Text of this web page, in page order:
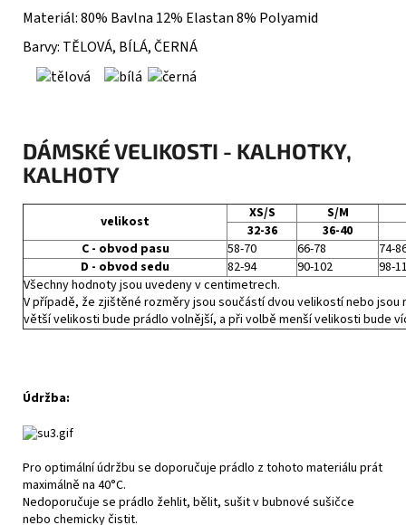
Materiál:80% Bavlna 12% Elastan 8% Polyamid
Barvy: TĚLOVÁ, BÍLÁ, ČERNÁ
DÁMSKÉ VELIKOSTI - KALHOTKY,
KALHOTY
velikost XS/S
S/M
32-36
36-40
C - obvod pasu
58-70 66-78
74-
D - obvod sedu
82-94 90-102
98-
Všechny hodnoty jsou uvedeny v centimetrech.
V případě, že zjištěné rozměry jsou součástí dvou velikostí nebo
větší velikosti bude prádlo volnější, a při volbě menší velikosti bude
Údržba:
Pro optimální údržbu se doporučuje prádlo z tohoto materiálu prát
maximálně na 40°C.
Nedoporučuje se prádlo žehlit, bělit, sušit v bubnové sušičce
nebo chemicky čistit.